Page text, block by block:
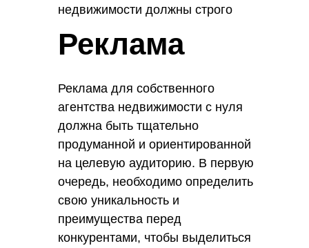
недвижимости должны строго
конфиденциальности и этики. Они
личных данных клиентов и
соблюдать профессиональные
стандарты поведения.
Реклама для собственного
агентства недвижимости с нуля
должна быть тщательно
продуманной и ориентированной
на целевую аудиторию. В первую
очередь, необходимо определить
свою уникальность и
преимущества перед
конкурентами, чтобы выделиться
Реклама